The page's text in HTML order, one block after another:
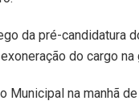
da pré-candidatura
do cargo
Municipal na manhã